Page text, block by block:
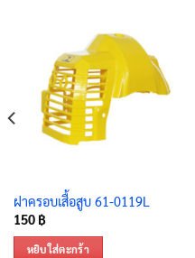
ฝาครอบเสื้อสูบ 61-0119L
150 ฿
หยิบใส่ตะกร้า